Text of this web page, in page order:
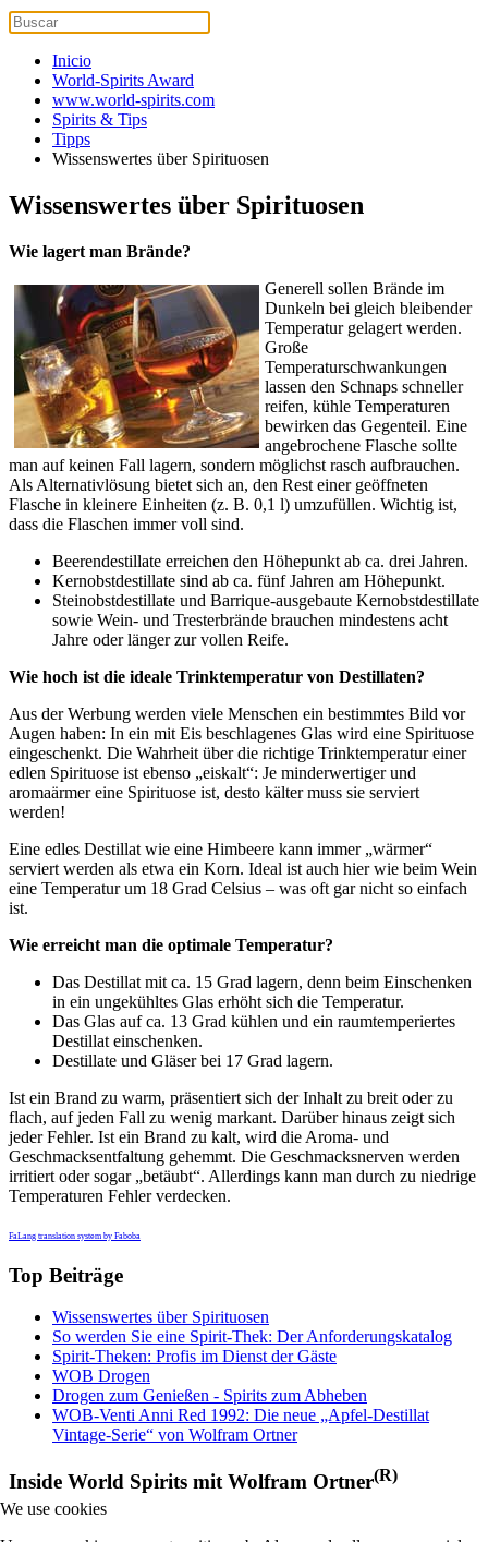
Inicio
World-Spirits Award
www.world-spirits.com
Spirits & Tips
Tipps
Wissenswertes über Spirituosen
Wissenswertes über Spirituosen
Wie lagert man Brände?
Generell sollen Brände im
Dunkeln bei gleich bleibender
Temperatur gelagert werden.
Große
Temperaturschwankungen
lassen den Schnaps schneller
reifen, kühle Temperaturen
bewirken das Gegenteil. Eine
angebrochene Flasche sollte
man auf keinen Fall lagern, sondern möglichst rasch aufbrauchen.
Als Alternativlösung bietet sich an, den Rest einer geöffneten
Flasche in kleinere Einheiten (z. B. 0,1 l) umzufüllen. Wichtig ist,
dass die Flaschen immer voll sind.
Beerendestillate erreichen den Höhepunkt ab ca. drei Jahren.
Kernobstdestillate sind ab ca. fünf Jahren am Höhepunkt.
Steinobstdestillate und Barrique-ausgebaute Kernobstdestillate
sowie Wein- und Tresterbrände brauchen mindestens acht
Jahre oder länger zur vollen Reife.
Wie hoch ist die ideale Trinktemperatur von Destillaten?
Aus der Werbung werden viele Menschen ein bestimmtes Bild vor
Augen haben: In ein mit Eis beschlagenes Glas wird eine Spirituose
eingeschenkt. Die Wahrheit über die richtige Trinktemperatur einer
edlen Spirituose ist ebenso „eiskalt“: Je minderwertiger und
aromaärmer eine Spirituose ist, desto kälter muss sie serviert
werden!
Eine edles Destillat wie eine Himbeere kann immer „wärmer“
serviert werden als etwa ein Korn. Ideal ist auch hier wie beim Wein
eine Temperatur um 18 Grad Celsius – was oft gar nicht so einfach
ist.
Wie erreicht man die optimale Temperatur?
Das Destillat mit ca. 15 Grad lagern, denn beim Einschenken
in ein ungekühltes Glas erhöht sich die Temperatur.
Das Glas auf ca. 13 Grad kühlen und ein raumtemperiertes
Destillat einschenken.
Destillate und Gläser bei 17 Grad lagern.
Ist ein Brand zu warm, präsentiert sich der Inhalt zu breit oder zu
flach, auf jeden Fall zu wenig markant. Darüber hinaus zeigt sich
jeder Fehler. Ist ein Brand zu kalt, wird die Aroma- und
Geschmacksentfaltung gehemmt. Die Geschmacksnerven werden
irritiert oder sogar „betäubt“. Allerdings kann man durch zu niedrige
Temperaturen Fehler verdecken.
FaLang translation system by Faboba
Top Beiträge
Wissenswertes über Spirituosen
So werden Sie eine Spirit-Thek: Der Anforderungskatalog
Spirit-Theken: Profis im Dienst der Gäste
WOB Drogen
Drogen zum Genießen - Spirits zum Abheben
WOB-Venti Anni Red 1992: Die neue „Apfel-Destillat
Vintage-Serie“ von Wolfram Ortner
Inside World Spirits mit Wolfram Ortner(R)
We use cookies